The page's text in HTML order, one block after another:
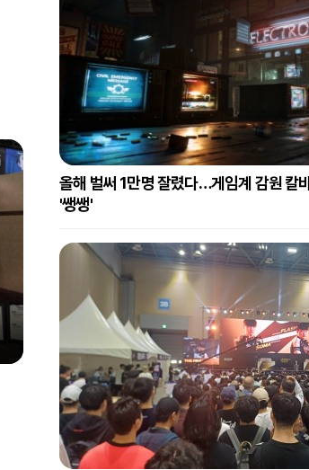
올해 벌써 1만명 잘렸다…게임계 감원 칼
'쌩쌩'